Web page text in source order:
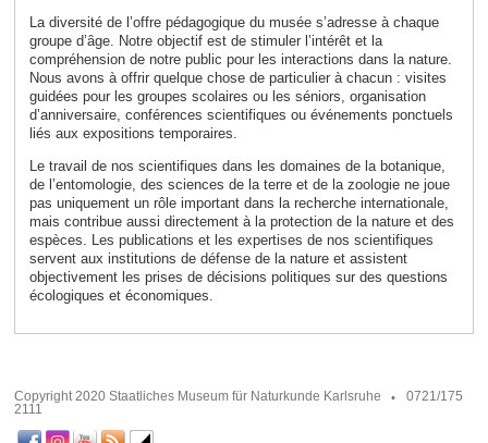
La diversité de l’offre pédagogique du musée s’adresse à chaque
groupe d’âge. Notre objectif est de stimuler l’intérêt et la
compréhension de notre public pour les interactions dans la nature.
Nous avons à offrir quelque chose de particulier à chacun : visites
guidées pour les groupes scolaires ou les séniors, organisation
d’anniversaire, conférences scientifiques ou événements ponctuels
liés aux expositions temporaires.
Le travail de nos scientifiques dans les domaines de la botanique,
de l’entomologie, des sciences de la terre et de la zoologie ne joue
pas uniquement un rôle important dans la recherche internationale,
mais contribue aussi directement à la protection de la nature et des
espèces. Les publications et les expertises de nos scientifiques
servent aux institutions de défense de la nature et assistent
objectivement les prises de décisions politiques sur des questions
écologiques et économiques.
Copyright 2020 Staatliches Museum für Naturkunde Karlsruhe
0721/175
2111